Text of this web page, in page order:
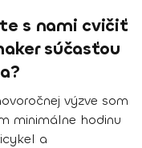
s nami cvičiť
súčasťou
výzve som
minimálne hodinu
a